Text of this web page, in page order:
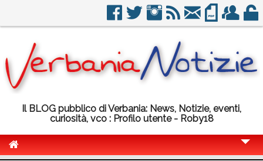
Il BLOG pubblico di Verbania: News, Notizie, eventi,
curiosità, vco : Profilo utente - Roby18